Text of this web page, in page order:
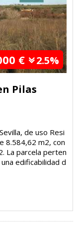
€ 2.5%
Pilas
de uso Resi
8.584,62 m2, con
La parcela perten
edificabilidad d